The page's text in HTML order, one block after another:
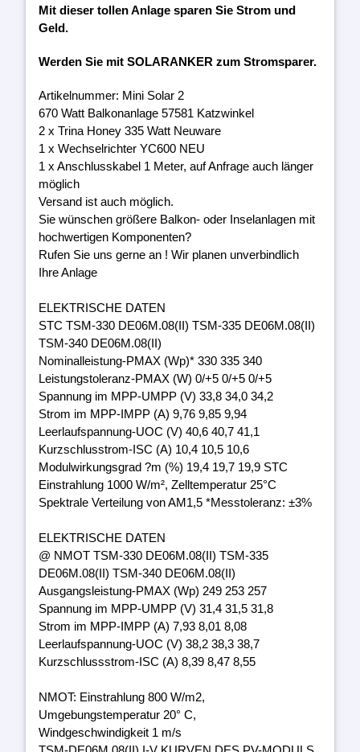
Mit dieser tollen Anlage sparen Sie Strom und
Geld.
Werden Sie mit SOLARANKER zum Stromsparer.
Artikelnummer: Mini Solar 2
670 Watt Balkonanlage 57581 Katzwinkel
2 x Trina Honey 335 Watt Neuware
1 x Wechselrichter YC600 NEU
1 x Anschlusskabel 1 Meter, auf Anfrage auch länger
möglich
Versand ist auch möglich.
Sie wünschen größere Balkon- oder Inselanlagen mit
hochwertigen Komponenten?
Rufen Sie uns gerne an ! Wir planen unverbindlich
Ihre Anlage
ELEKTRISCHE DATEN
STC TSM-330 DE06M.08(II) TSM-335 DE06M.08(II)
TSM-340 DE06M.08(II)
Nominalleistung-PMAX (Wp)* 330 335 340
Leistungstoleranz-PMAX (W) 0/+5 0/+5 0/+5
Spannung im MPP-UMPP (V) 33,8 34,0 34,2
Strom im MPP-IMPP (A) 9,76 9,85 9,94
Leerlaufspannung-UOC (V) 40,6 40,7 41,1
Kurzschlusstrom-ISC (A) 10,4 10,5 10,6
Modulwirkungsgrad ?m (%) 19,4 19,7 19,9 STC
Einstrahlung 1000 W/m², Zelltemperatur 25°C
Spektrale Verteilung von AM1,5 *Messtoleranz: ±3%
ELEKTRISCHE DATEN
@ NMOT TSM-330 DE06M.08(II) TSM-335
DE06M.08(II) TSM-340 DE06M.08(II)
Ausgangsleistung-PMAX (Wp) 249 253 257
Spannung im MPP-UMPP (V) 31,4 31,5 31,8
Strom im MPP-IMPP (A) 7,93 8,01 8,08
Leerlaufspannung-UOC (V) 38,2 38,3 38,7
Kurzschlussstrom-ISC (A) 8,39 8,47 8,55
NMOT: Einstrahlung 800 W/m2,
Umgebungstemperatur 20° C,
Windgeschwindigkeit 1 m/s